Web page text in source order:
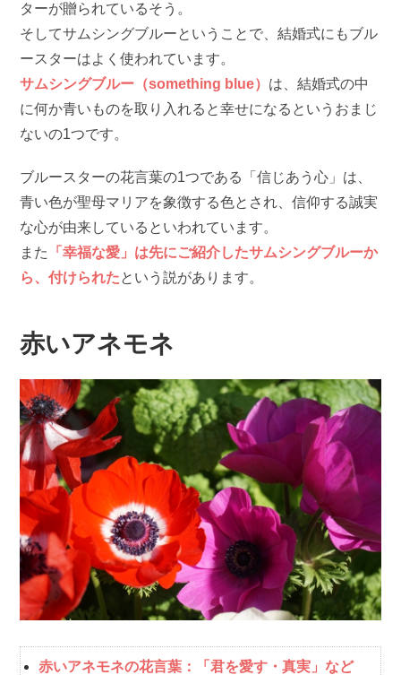
ターが贈られているそう。
そしてサムシングブルーということで、結婚式にもブル
ースターはよく使われています。
サムシングブルー（something blue） は、結婚式の中
に何か青いものを取り入れると幸せになるというおまじ
ないの1つです。
ブルースターの花言葉の1つである「信じあう心」は、
青い色が聖母マリアを象徴する色とされ、信仰する誠実
な心が由来しているといわれています。
また
「幸福な愛」は先にご紹介したサムシングブルーか
ら、付けられたという説があります。
赤いアネモネ
赤いアネモネの花言葉：「君を愛す・真実」など